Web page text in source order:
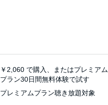
￥2,060 で購入、またはプレミアム
プラン30日間無料体験で試す
プレミアムプラン聴き放題対象